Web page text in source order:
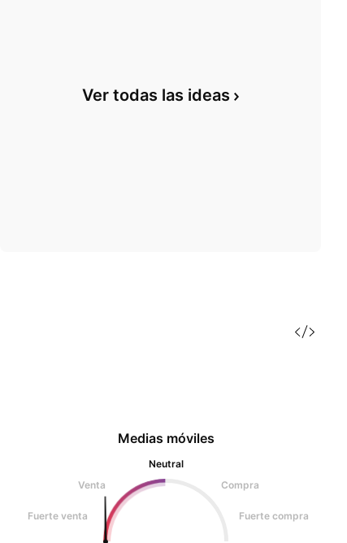
Ver todas las ideas
Medias móviles
Neutral
Venta
Compra
Fuerte venta Fuerte compra